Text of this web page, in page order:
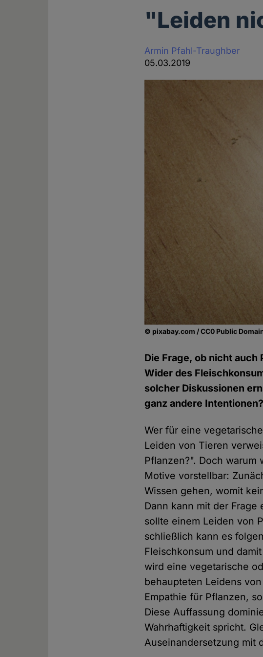
"Leiden
Armin Pfahl-Traughber
05.03.2019
© pixabay.com / CC0 Public
Die Frage, ob nicht auch
Wider des
solcher Diskussionen
ganz andere Intentionen?
Wer für eine
Leiden von Tieren
Pflanzen?". Doch warum
Motive vorstellbar:
Wissen gehen, womit
Dann kann mit der
sollte einem Leiden von
schließlich kann es
Fleischkonsum und
wird eine vegetarische
behaupteten Leidens
Empathie für Pflanzen,
Diese Auffassung
Wahrhaftigkeit spricht.
Auseinandersetzung mit